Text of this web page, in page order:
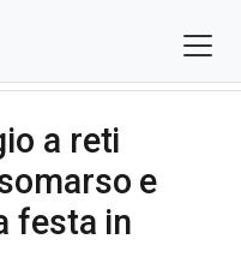
a reti
e
festa in